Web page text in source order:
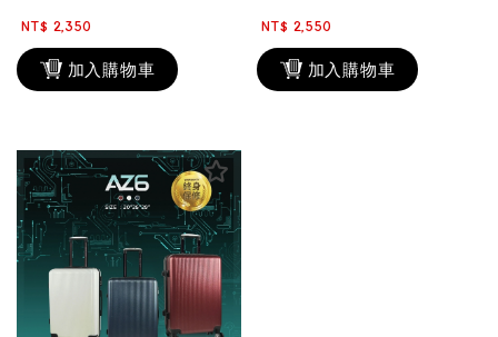
NT$ 2,350
加入購物車
NT$ 2,550
加入購物車